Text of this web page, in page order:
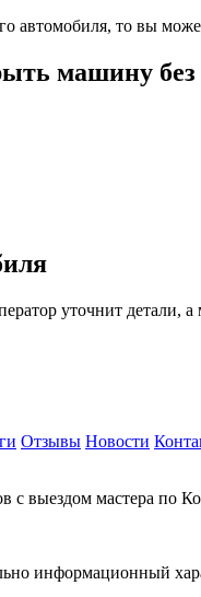
автомобиля, то вы
машину
уточнит детали, а
Отзывы Новости
с выездом мастера по
информационный